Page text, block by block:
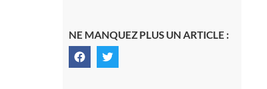
NE MANQUEZ PLUS UN ARTICLE :